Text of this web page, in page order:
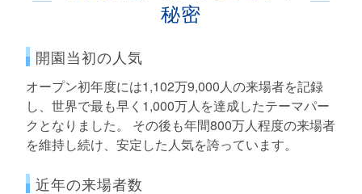
秘密
開園当初の人気
オープン初年度には1,102万9,000人の来場者を記録
し、世界で最も早く1,000万人を達成したテーマパー
クとなりました。 その後も年間800万人程度の来場者
を維持し続け、安定した人気を誇っています。
近年の来場者数